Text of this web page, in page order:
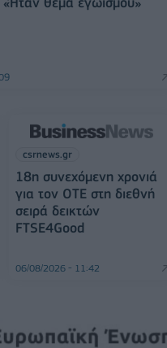
csrnews.gr
18η συνεχόμενη χρονιά
για τον ΟΤΕ στη διεθνή
σειρά δεικτών
FTSE4Good
06/08/2026 - 11:42